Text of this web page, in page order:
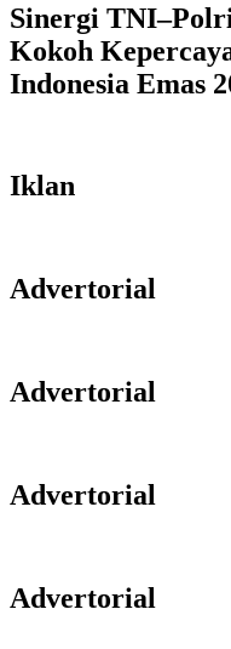
Sinergi
Kokoh
Indonesia Emas
Iklan
Advertorial
Advertorial
Advertorial
Advertorial